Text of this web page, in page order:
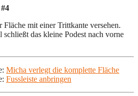
mit einer Trittkante versehen.
das kleine Podest nach vorne
Micha verlegt die komplette Fläche
Fussleiste anbringen